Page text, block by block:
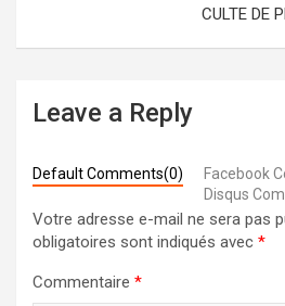
CULTE DE
Leave a Reply
Default Comments(0)
Facebook
Disqus
Votre adresse e-mail ne sera pas
obligatoires sont indiqués avec *
Commentaire *